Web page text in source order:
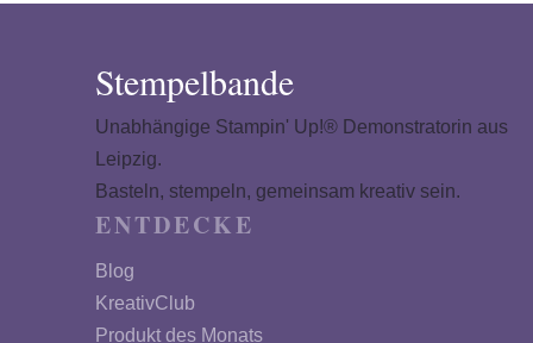
Stempelbande
Unabhängige Stampin' Up!® Demonstratorin aus
Leipzig.
Basteln, stempeln, gemeinsam kreativ sein.
ENTDECKE
Blog
KreativClub
Produkt des Monats